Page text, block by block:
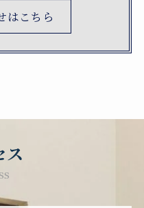
はこちら
ス